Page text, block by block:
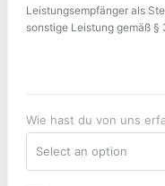
Leistungsempfänger als
sonstige Leistung gemäß §
Wie hast du von uns
Select an option